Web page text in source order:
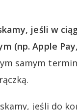
jeśli w
(np. Apple
samym
jeśli do